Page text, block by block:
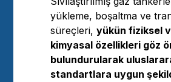
yükleme, boşaltma ve
süreçleri,yükün fiziksel
kimyasal özellikleri göz
bulundurularak
standartlara uygun